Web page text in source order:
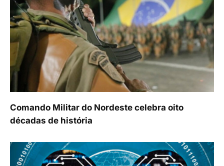
Comando Militar do Nordeste celebra oito
décadas de história